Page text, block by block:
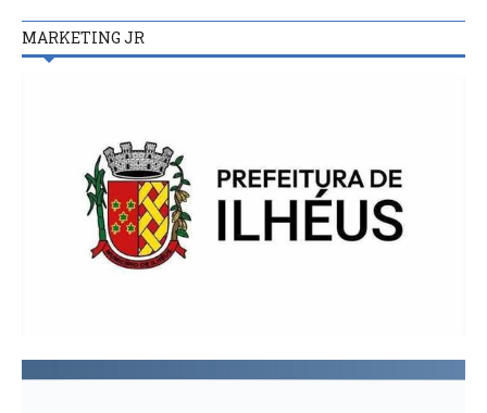
MARKETING JR